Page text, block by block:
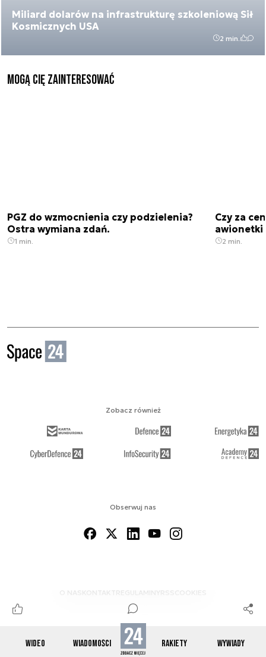
WIDEO WIADOMOŚCI RAKIETY WYWIADY
Miliard dolarów na infrastrukturę szkoleniową Sił
Kosmicznych USA
2 min.
Mogą Cię zainteresować
PGZ do wzmocnienia czy podzielenia?
Ostra wymiana zdań.
1 min.
Czy za
awionetki
2 min.
Obserwuj nas
O NAS KONTAKTREGULAMINYRSS COOKIES
Zobacz również
© 2012-2026 SPACE24